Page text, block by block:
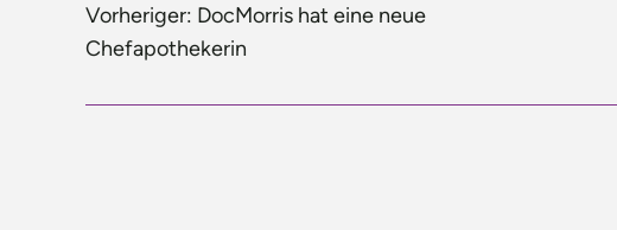
Vorheriger: DocMorris hat eine neue
Chefapothekerin